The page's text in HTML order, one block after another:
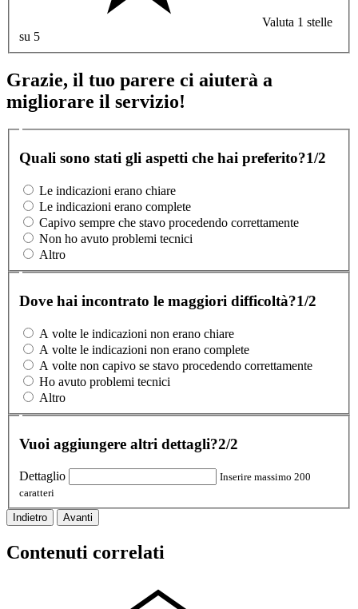
Valuta 1 stelle
su 5
Grazie, il tuo parere ci aiuterà a
migliorare il servizio!
Quali sono stati gli aspetti che hai preferito?1/2
Le indicazioni erano chiare
Le indicazioni erano complete
Capivo sempre che stavo procedendo correttamente
Non ho avuto problemi tecnici
Altro
Dove hai incontrato le maggiori difficoltà?1/2
A volte le indicazioni non erano chiare
A volte le indicazioni non erano complete
A volte non capivo se stavo procedendo correttamente
Ho avuto problemi tecnici
Altro
Vuoi aggiungere altri dettagli?2/2
Dettaglio
Inserire massimo 200
caratteri
Indietro Avanti
Contenuti correlati